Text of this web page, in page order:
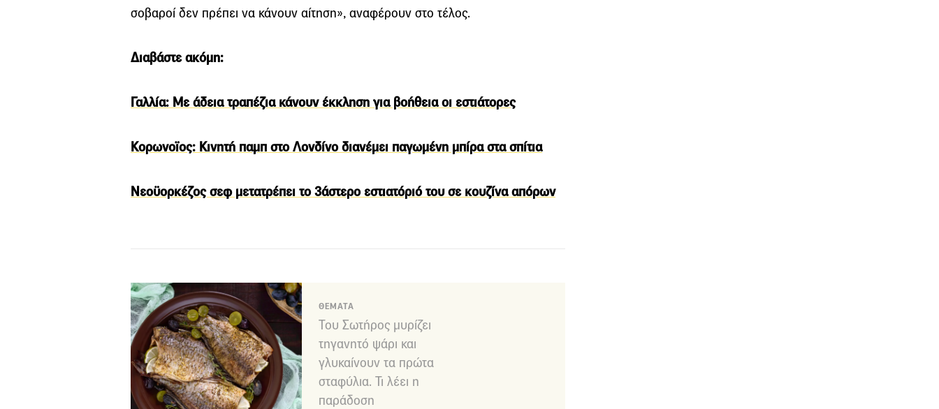
σοβαροί δεν πρέπει να κάνουν αίτηση», αναφέρουν στο τέλος.
Διαβάστε ακόμη:
Γαλλία: Με άδεια τραπέζια κάνουν έκκληση για βοήθεια οι εστιάτορες
Κορωνοϊος: Κινητή παμπ στο Λονδίνο διανέμει παγωμένη μπίρα στα σπίτια
Νεοϋορκέζος σεφ μετατρέπει το 3άστερο εστιατόριό του σε κουζίνα απόρων
ΘΕΜΑΤΑ
Του Σωτήρος μυρίζει
τηγανητό ψάρι και
γλυκαίνουν τα πρώτα
σταφύλια. Τι λέει η
παράδοση